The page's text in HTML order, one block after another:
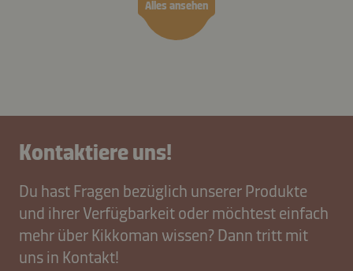
Alles ansehen
Kontaktiere uns!
Du hast Fragen bezüglich unserer Produkte
und ihrer Verfügbarkeit oder möchtest einfach
mehr über Kikkoman wissen? Dann tritt mit
uns in Kontakt!